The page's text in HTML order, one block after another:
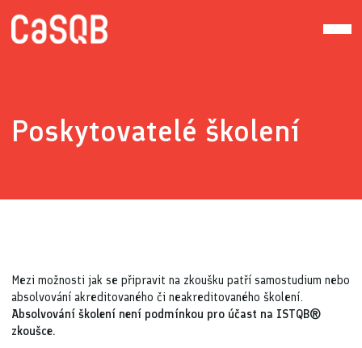
Poskytovatelé školení
Mezi možnosti jak se připravit na zkoušku patří samostudium nebo
absolvování akreditovaného či neakreditovaného školení.
Absolvování školení není podmínkou pro účast na ISTQB®
zkoušce.